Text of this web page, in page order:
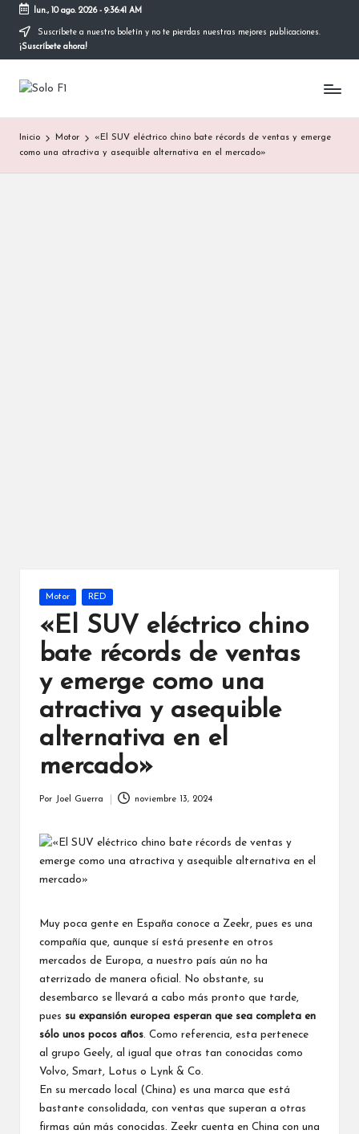
Saltar
lun., 10 ago. 2026- 9:36:42 AM
Suscríbete a nuestro boletín y no te pierdas nuestras mejores publicaciones.
¡Suscríbete ahora!
S
o
l
o
Para
la
F1
Inicio Motor
«El SUV eléctrico chino bate récords de ventas y emerge
como una atractiva y asequible alternativa en el mercado»
Publicada
Motor RED
«El SUV eléctrico chino
bate récords de ventas
y emerge como una
atractiva y asequible
alternativa en el
mercado»
Por Joel Guerra noviembre 13, 2024
Muy poca gente en España conoce a Zeekr, pues es una
compañía que, aunque sí está presente en otros
mercados de Europa, a nuestro país aún no ha
aterrizado de manera oficial. No obstante, su
desembarco se llevará a cabo más pronto que tarde,
pues su expansión europea esperan que sea completa en
sólo unos pocos años . Como referencia, esta pertenece
al grupo Geely, al igual que otras tan conocidas como
Volvo, Smart, Lotus o Lynk & Co.
En su mercado local (China) es una marca que está
bastante consolidada, con ventas que superan a otras
firmas aún más conocidas. Zeekr cuenta en China con una